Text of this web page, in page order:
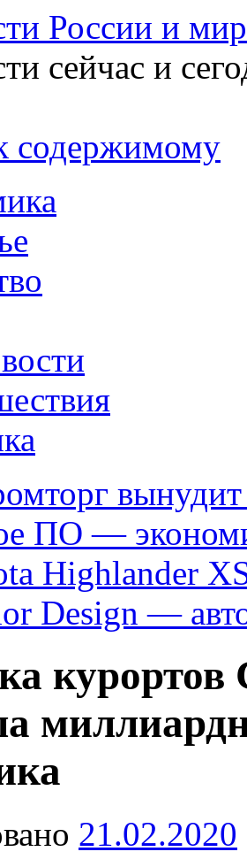
России и
сейчас и
содержимому
ПО —
Highlander
Design —
курортов
21.02.2020